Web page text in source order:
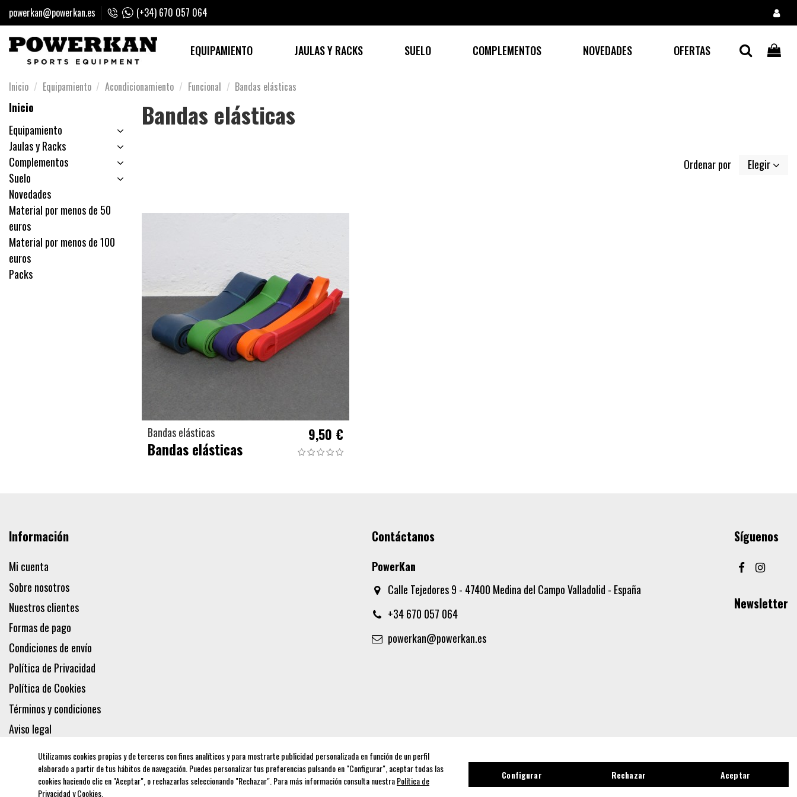
powerkan@powerkan.es (+34) 670 057 064
EQUIPAMIENTO JAULAS Y RACKS SUELO COMPLEMENTOS NOVEDADES OFERTAS
Inicio Equipamiento Acondicionamiento Funcional Bandas elásticas
Bandas elásticas
Ordenar por Elegir
Bandas elásticas
Bandas elásticas
9,50 €
Inicio
Equipamiento
Jaulas y Racks
Complementos
Suelo
Novedades
Material por menos de 50
euros
Material por menos de 100
euros
Packs
Información
Mi cuenta
Sobre nosotros
Nuestros clientes
Formas de pago
Condiciones de envío
Política de Privacidad
Política de Cookies
Términos y condiciones
Aviso legal
Contáctanos
PowerKan
Calle Tejedores 9 - 47400 Medina del Campo Valladolid - España
+34 670 057 064
powerkan@powerkan.es
Síguenos
Newsletter
Utilizamos cookies propias y de terceros con fines analíticos y para mostrarte publicidad personalizada en función de un perfil
elaborado a partir de tus hábitos de navegación. Puedes personalizar tus preferencias pulsando en "Configurar", aceptar todas las
cookies haciendo clic en "Aceptar", o rechazarlas seleccionando "Rechazar". Para más información consulta nuestraPolítica de
Privacidad y Cookies
Configurar Rechazar Aceptar